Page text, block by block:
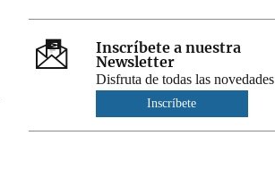
Inscríbete a nuestra
Newsletter
Disfruta de todas las novedades
Inscríbete